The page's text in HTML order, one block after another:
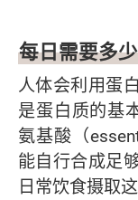
每日需要多
人体会利用蛋
是蛋白质的基
氨基酸（
能自行合成足
日常饮食摄取